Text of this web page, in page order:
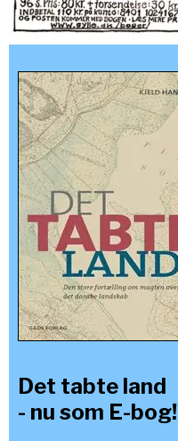
Det tabte land
- nu som E-bog!